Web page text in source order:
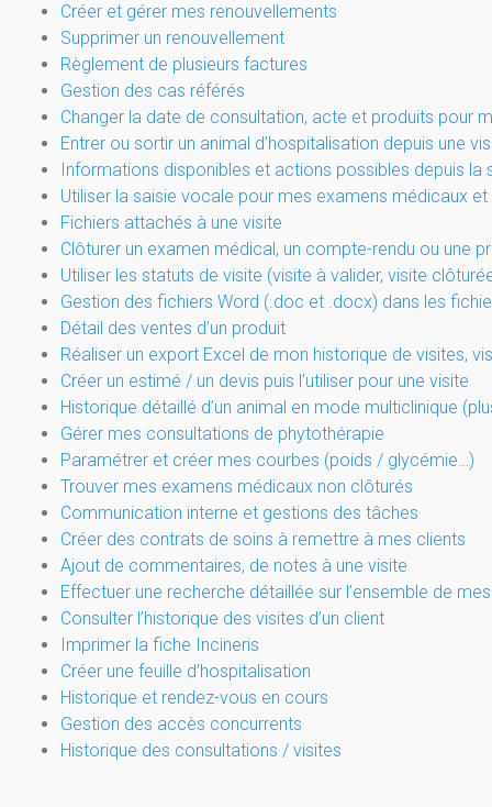
Créer et gérer mes renouvellements
Supprimer un renouvellement
Règlement de plusieurs factures
Gestion des cas référés
Changer la date de consultation, acte et produits pour
Entrer ou sortir un animal d’hospitalisation depuis une
Informations disponibles et actions possibles depuis la
Utiliser la saisie vocale pour mes examens médicaux
Fichiers attachés à une visite
Clôturer un examen médical, un compte-rendu ou une
Utiliser les statuts de visite (visite à valider, visite
Gestion des fichiers Word (.doc et .docx) dans les
Détail des ventes d’un produit
Réaliser un export Excel de mon historique de visites,
Créer un estimé / un devis puis l’utiliser pour une visite
Historique détaillé d’un animal en mode multiclinique
Gérer mes consultations de phytothérapie
Paramétrer et créer mes courbes (poids / glycémie…)
Trouver mes examens médicaux non clôturés
Communication interne et gestions des tâches
Créer des contrats de soins à remettre à mes clients
Ajout de commentaires, de notes à une visite
Effectuer une recherche détaillée sur l’ensemble de
Consulter l’historique des visites d’un client
Imprimer la fiche Incineris
Créer une feuille d’hospitalisation
Historique et rendez-vous en cours
Gestion des accès concurrents
Historique des consultations / visites